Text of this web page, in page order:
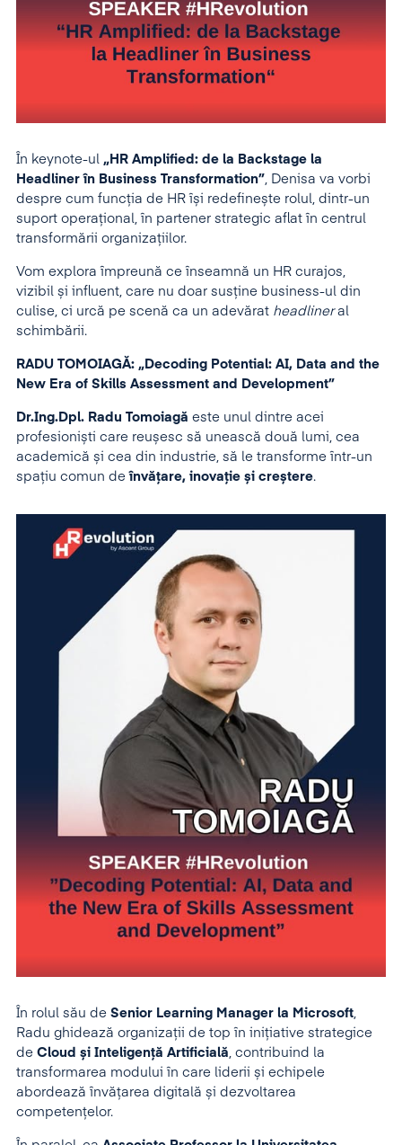
În keynote-ul „HR Amplified: de la Backstage la
Headliner în Business Transformation” , Denisa va vorbi
despre cum funcția de HR își redefinește rolul, dintr-un
suport operațional, în partener strategic aflat în centrul
transformării organizațiilor.
Vom explora împreună ce înseamnă un HR curajos,
vizibil și influent, care nu doar susține business-ul din
culise, ci urcă pe scenă ca un adevărat headlineral
schimbării.
RADU TOMOIAGĂ: „Decoding Potential: AI, Data and the
New Era of Skills Assessment and Development”
Dr.Ing.Dpl. Radu Tomoiagă este unul dintre acei
profesioniști care reușesc să unească două lumi, cea
academică și cea din industrie, să le transforme într-un
spațiu comun deînvățare, inovație și creștere.
În rolul său de Senior Learning Manager la Microsoft
Radu ghidează organizații de top în inițiative strategice
de Cloud și Inteligență Artificială , contribuind la
transformarea modului în care liderii și echipele
abordează învățarea digitală și dezvoltarea
competențelor.